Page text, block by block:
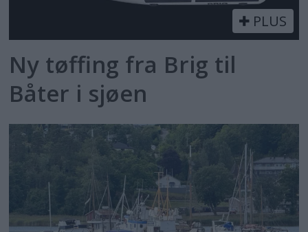
PLUS
Ny tøffing fra Brig til
Båter i sjøen